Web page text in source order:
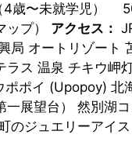
4歳〜未就学児）
プ） アクセス：
局 オートリゾート
ス 温泉 チキウ岬
ポイ (Upopoy) 北
展望台） 然別湖
のジュエリーアイ